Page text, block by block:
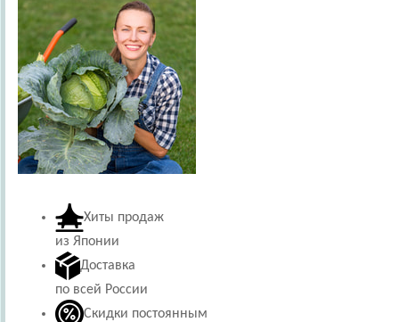
Хиты продаж
из Японии
Доставка
по всей России
Скидки постоянным